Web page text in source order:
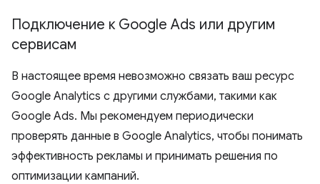
Подключение к Google Ads или другим
сервисам
В настоящее время невозможно связать ваш ресурс
Google Analytics с другими службами, такими как
Google Ads. Мы рекомендуем периодически
проверять данные в Google Analytics, чтобы понимать
эффективность рекламы и принимать решения по
оптимизации кампаний.